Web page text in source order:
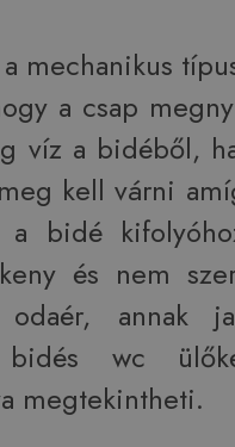
mechanikus
a csap
víz a bidéből,
kell várni
a bidé
és nem
annak
wc
megtekintheti.